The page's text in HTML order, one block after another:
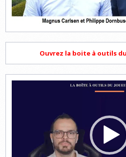
Ouvrez la boite à outils